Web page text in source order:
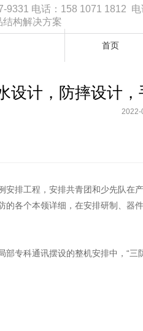
电话：158 1071 1812 电
构解决方案
首页
设计，防摔设计
2022-
排工程，安排共青团和少先队
各个本领详细，在安排研制、
专科通讯摆设的整机安排中，“三